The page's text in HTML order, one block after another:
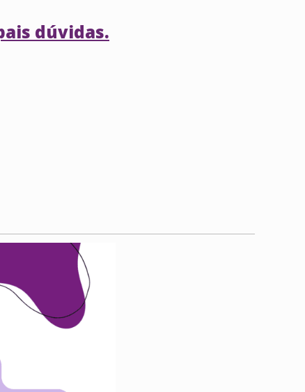
dúvidas.